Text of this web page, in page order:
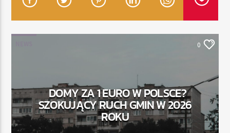
TERAZ GRAMY
TYTUŁ
ARTYSTA
RADIO STREFA MUZY
00:00 21:00
0
DOMY ZA 1 EURO W POLSCE?
SZOKUJĄCY RUCH GMIN W 2026
ROKU